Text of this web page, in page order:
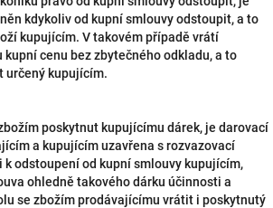
kdykoliv od kupní smlouvy odstoupit, a to
kupujícím. V takovém případě vrátí
cenu bez zbytečného odkladu, a to
určený kupujícím.
poskytnut kupujícímu dárek, je darovací
a kupujícím uzavřena s rozvazovací
k odstoupení od kupní smlouvy kupujícím,
ohledně takového dárku účinnosti a
se zbožím prodávajícímu vrátit i poskytnutý